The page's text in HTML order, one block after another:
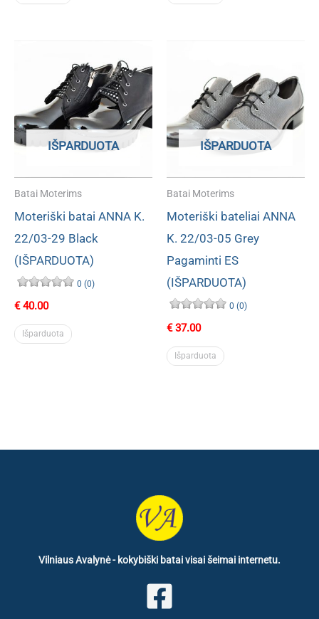
IŠPARDUOTA
Batai Moterims
Moteriški batai ANNA K.
22/03-29 Black
(IŠPARDUOTA)
0 (0)
€40.00
Išparduota
IŠPARDUOTA
Batai Moterims
Moteriški bateliai ANNA
K. 22/03-05 Grey
Pagaminti ES
(IŠPARDUOTA)
0 (0)
€37.00
Išparduota
Vilniaus Avalynė - kokybiški batai visai šeimai internetu.